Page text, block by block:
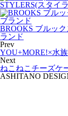
STYLERS(スタイ
BROOKS ブルッ
ランド
Prev
YOU+MORE!×水
Next
ねこねこチーズケ
ASHITANO